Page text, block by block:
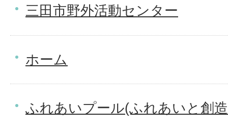
三田市野外活動センター
ホーム
ふれあいプール(ふれあいと創